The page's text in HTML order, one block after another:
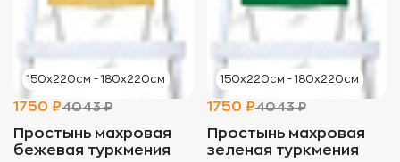
150х220см - 180х220см
1750 ₽4043 ₽
Простынь махровая
бежевая туркмения
150х220см - 180х220см
1750 ₽4043 ₽
Простынь махровая
зеленая туркмения